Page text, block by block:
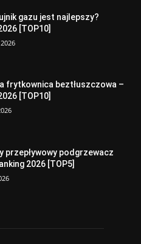
gazu jest najlepszy?
[TOP10]
frytkownica beztłuszczowa –
[TOP10]
przepływowy podgrzewacz
2026 [TOP5]